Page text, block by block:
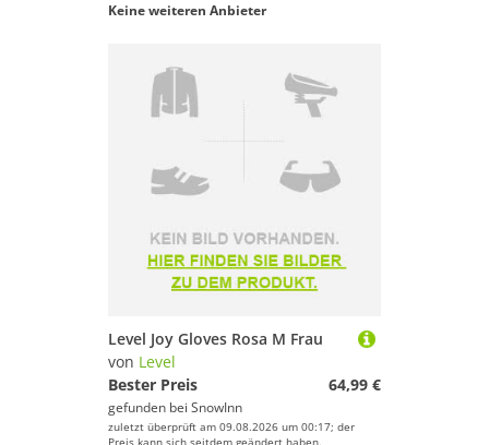
Keine weiteren Anbieter
Level Joy Gloves Rosa M Frau
von Level
Bester Preis
64,99 €
gefunden bei SnowInn
zuletzt überprüft am 09.08.2026 um 00:17; der
Preis kann sich seitdem geändert haben.